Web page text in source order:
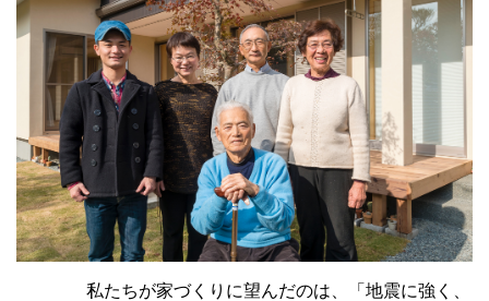
私たちが家づくりに望んだのは、「地震に強く、